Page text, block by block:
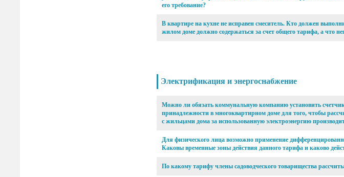
его требование?
В квартире на кухне не исправен смеситель. Кто должен
жилом доме должно содержаться за счет общего тарифа, а что
Электрификация и энергоснабжение
Можно ли обязать коммунальную компанию установить
принадлежности в многоквартирном доме для того, чтобы
с жильцами дома за использованную электроэнергию
Для физического лица возможно применение
Каковы временные зоны действия данного тарифа и каково
По какому тарифу члены садоводческого товарищества